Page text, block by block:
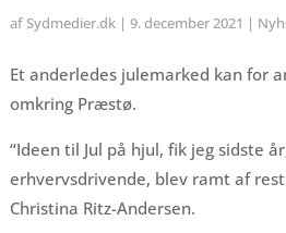
af Sydmedier.dk| 9. december 2021 |
Et anderledes julemarked kan for
omkring Præstø.
“Ideen til Jul på hjul, fik jeg sidste
erhvervsdrivende, blev ramt af
Christina Ritz-Andersen.